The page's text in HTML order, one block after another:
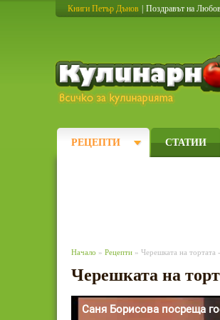
Книги Петър Дънов Поздравът на
РЕЦЕПТИ СТАТИИ
Начало » Рецепти » Черешката на тортата
Черешката на